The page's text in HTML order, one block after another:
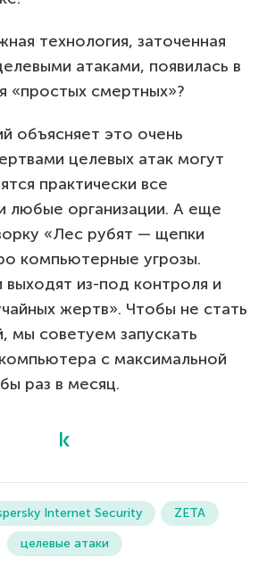
технология, заточенная
атаками, появилась в
«простых смертных»?
объясняет это очень
целевых атак могут
практически все
любые организации. А еще
«Лес рубят — щепки
компьютерные угрозы.
выходят из-под контроля и
жертв». Чтобы не стать
мы советуем запускать
с максимальной
раз в месяц.
Internet Security
ZETA
целевые атаки